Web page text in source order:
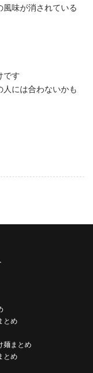
味が消されている
です
には合わないかも
とめ
麺まとめ
とめ